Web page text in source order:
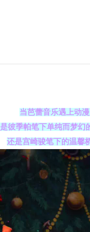
当芭蕾音乐遇上动
是彼季帕笔下单纯而梦幻
还是宫崎骏笔下的温馨